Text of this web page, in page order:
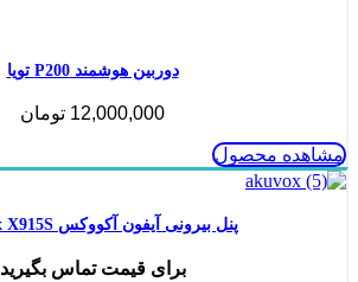
دوربین هوشمند P200 تویا
12,000,000 تومان
مشاهده محصول
پنل بیرونی آیفون آکووکس Akuvox X915S
برای قیمت تماس بگیرید